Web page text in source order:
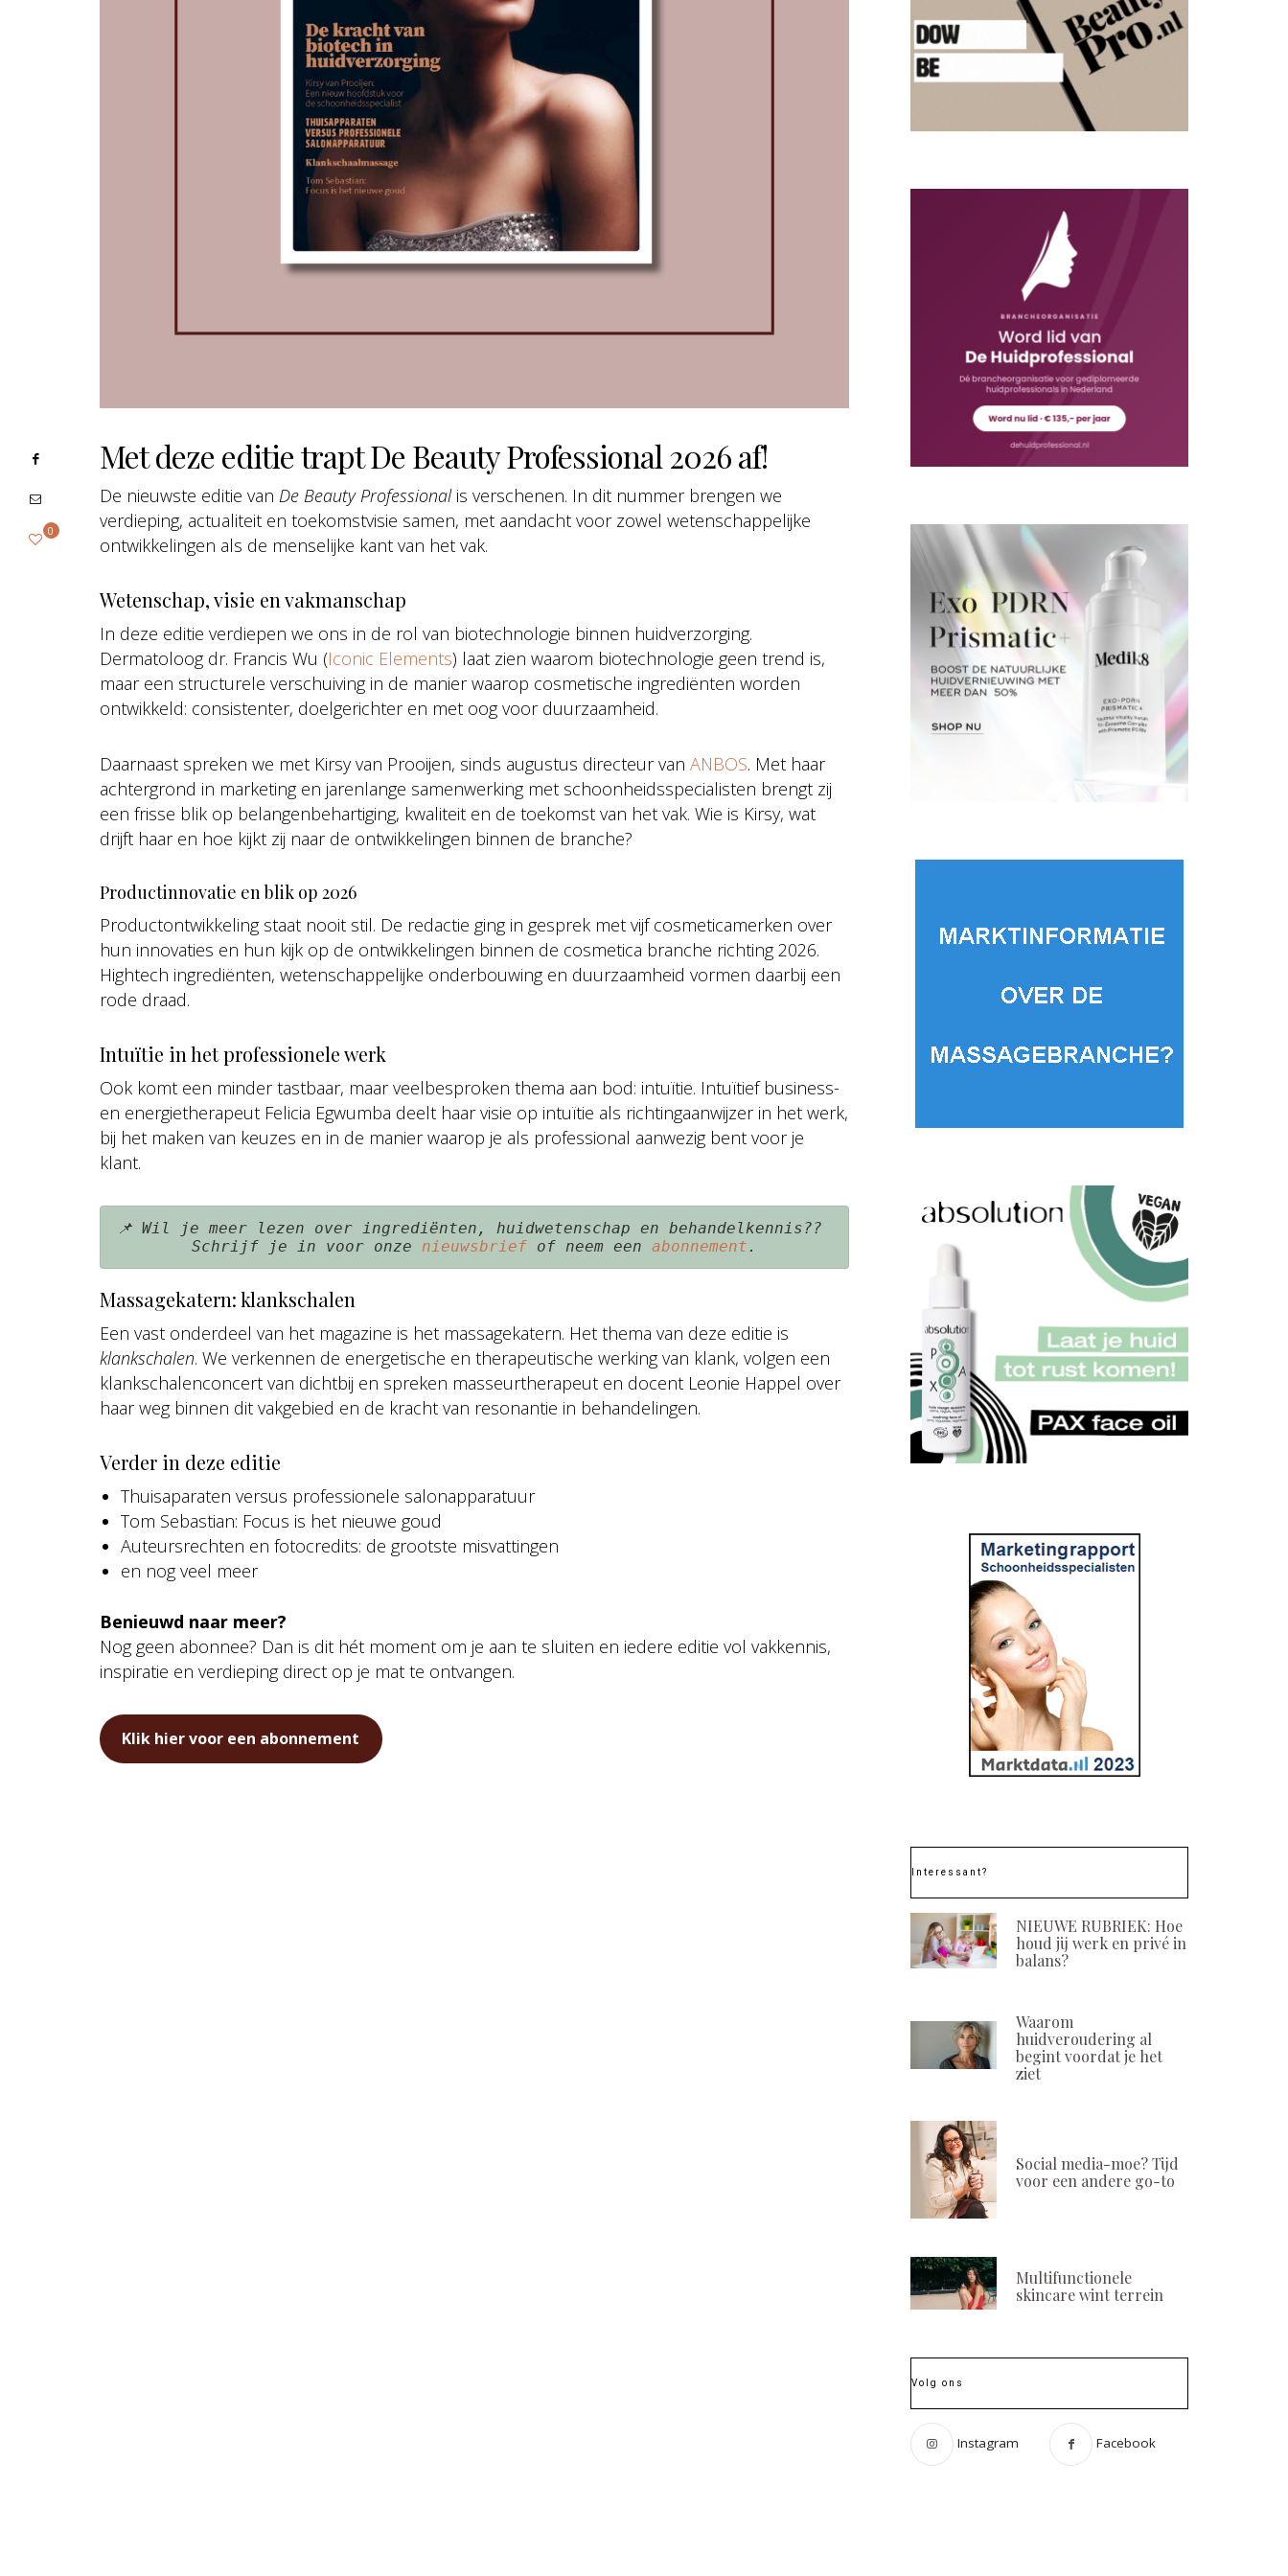
Met deze editie trapt De Beauty Professional 2026 af!
De nieuwste editie van De Beauty Professionalis verschenen. In dit nummer brengen we
verdieping, actualiteit en toekomstvisie samen, met aandacht voor zowel wetenschappelijke
ontwikkelingen als de menselijke kant van het vak.
Wetenschap, visie en vakmanschap
In deze editie verdiepen we ons in de rol van biotechnologie binnen huidverzorging.
Dermatoloog dr. Francis Wu (Iconic Elements) laat zien waarom biotechnologie geen trend is,
maar een structurele verschuiving in de manier waarop cosmetische ingrediënten worden
ontwikkeld: consistenter, doelgerichter en met oog voor duurzaamheid.
Daarnaast spreken we met Kirsy van Prooijen, sinds augustus directeur van ANBOS. Met haar
achtergrond in marketing en jarenlange samenwerking met schoonheidsspecialisten brengt zij
een frisse blik op belangenbehartiging, kwaliteit en de toekomst van het vak. Wie is Kirsy, wat
drijft haar en hoe kijkt zij naar de ontwikkelingen binnen de branche?
Productinnovatie en blik op 2026
Productontwikkeling staat nooit stil. De redactie ging in gesprek met vijf cosmeticamerken over
hun innovaties en hun kijk op de ontwikkelingen binnen de cosmetica branche richting 2026.
Hightech ingrediënten, wetenschappelijke onderbouwing en duurzaamheid vormen daarbij een
rode draad.
Intuïtie in het professionele werk
Ook komt een minder tastbaar, maar veelbesproken thema aan bod: intuïtie. Intuïtief business-
en energietherapeut Felicia Egwumba deelt haar visie op intuïtie als richtingaanwijzer in het werk,
bij het maken van keuzes en in de manier waarop je als professional aanwezig bent voor je
klant.
📌 Wil je meer lezen over ingrediënten, huidwetenschap en behandelkennis??
Schrijf je in voor onze nieuwsbrief of neem een abonnement .
Massagekatern: klankschalen
Een vast onderdeel van het magazine is het massagekatern. Het thema van deze editie is
klankschalen. We verkennen de energetische en therapeutische werking van klank, volgen een
klankschalenconcert van dichtbij en spreken masseurtherapeut en docent Leonie Happel over
haar weg binnen dit vakgebied en de kracht van resonantie in behandelingen.
Verder in deze editie
Thuisaparaten versus professionele salonapparatuur
Tom Sebastian: Focus is het nieuwe goud
Auteursrechten en fotocredits: de grootste misvattingen
en nog veel meer
Benieuwd naar meer?
Nog geen abonnee? Dan is dit hét moment om je aan te sluiten en iedere editie vol vakkennis,
inspiratie en verdieping direct op je mat te ontvangen.
Klik hier voor een abonnement
0
Interessant?
NIEUWE RUBRIEK: Hoe
houd jij werk en privé in
balans?
Waarom
huidveroudering al
begint voordat je het
ziet
Social media-moe? Tijd
voor een andere go-to
Multifunctionele
skincare wint terrein
Volg ons
Instagram Facebook